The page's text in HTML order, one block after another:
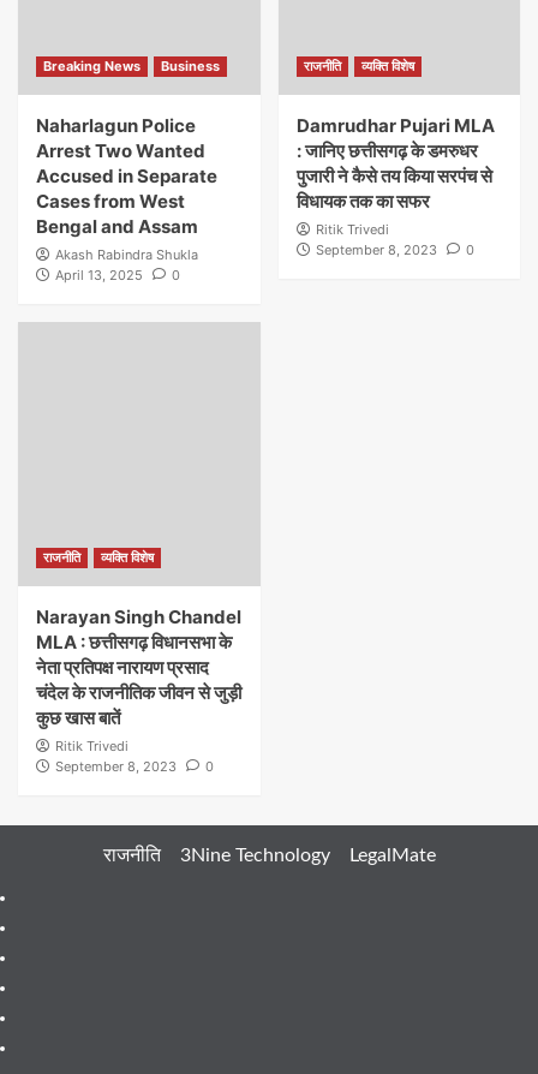
Breaking News Business
Naharlagun Police
Arrest Two Wanted
Accused in Separate
Cases from West
Bengal and Assam
Akash Rabindra Shukla
April 13, 2025
0
राजनीति व्यक्ति विशेष
Damrudhar Pujari MLA
: जानिए छत्तीसगढ़ के डमरुधर
पुजारी ने कैसे तय किया सरपंच से
विधायक तक का सफर
Ritik Trivedi
September 8, 2023
0
राजनीति व्यक्ति विशेष
Narayan Singh Chandel
MLA : छत्तीसगढ़ विधानसभा के
नेता प्रतिपक्ष नारायण प्रसाद
चंदेल के राजनीतिक जीवन से जुड़ी
कुछ खास बातें
Ritik Trivedi
September 8, 2023
0
राजनीति 3Nine Technology LegalMate